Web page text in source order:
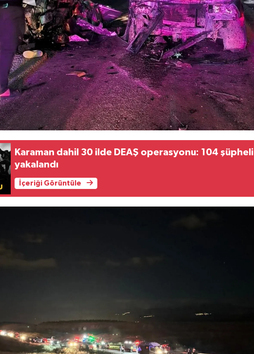
Karaman dahil 30 ilde DEAŞ operasyonu: 104 şüpheli
yakalandı
İçeriği Görüntüle